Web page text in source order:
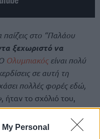
Personal
στο “Παλάου
ξεχωριστό να
Ολυμπιακόςείναι πολύ
σε αυτή τη
πολλές φορές εδώ,
, ήταν το σχόλιό του,
των Μαδριλένων, πάλι